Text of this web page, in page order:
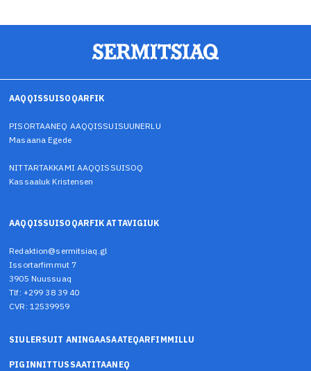
AAQQISSUISOQARFIK
PISORTAANEQ AAQQISSUISUUNERLU
Masaana Egede
NITTARTAKKAMI AAQQISSUISOQ
Kassaaluk Kristensen
AAQQISSUISOQARFIK ATTAVIGIUK
Redaktion@sermitsiaq.gl
Issortarfimmut 7
3905 Nuussuaq
Tlf: +299 38 39 40
CVR: 12539959
SIULERSUIT ANINGAASAATEQARFIMMILLU
PIGINNITTUSSAATITAANEQ